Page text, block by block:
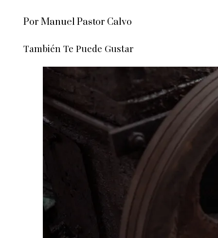
Por Manuel Pastor Calvo
También Te Puede Gustar